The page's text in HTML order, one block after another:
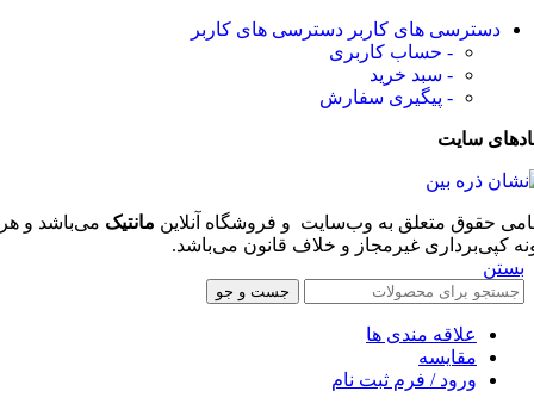
دسترسی های کاربر دسترسی های کاربر
- حساب کاربری
- سبد خرید
- پیگیری سفارش
سایت
حقوق متعلق به وب‌سایت و فروشگاه‌ آنلاین مانتیک می‌باشد و هر
کپی‌برداری غیرمجاز و خلاف قانون می‌باشد.
بستن
جست و جو
علاقه مندی ها
مقایسه
ورود / فرم ثبت نام